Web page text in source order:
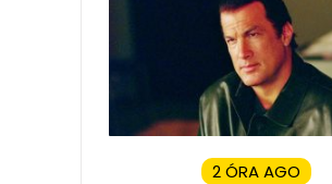
2 ÓRA AGO